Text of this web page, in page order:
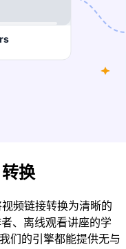
换
频链接转换为清晰的
、离线观看讲座的学
们的引擎都能提供无与